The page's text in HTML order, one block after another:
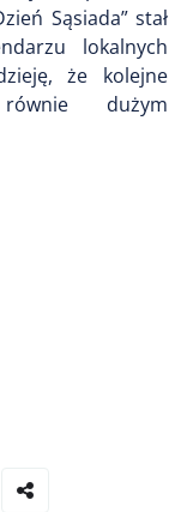
Sąsiada” stał
lokalnych
że kolejne
dużym